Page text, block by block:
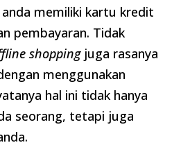
memiliki kartu kredit
pembayaran. Tidak
shoppingjuga rasanya
menggunakan
hal ini tidak hanya
seorang, tetapi juga